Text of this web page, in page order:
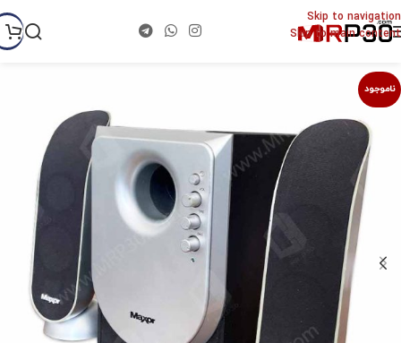
Skip to navigation
Skip to main content
ناموجود